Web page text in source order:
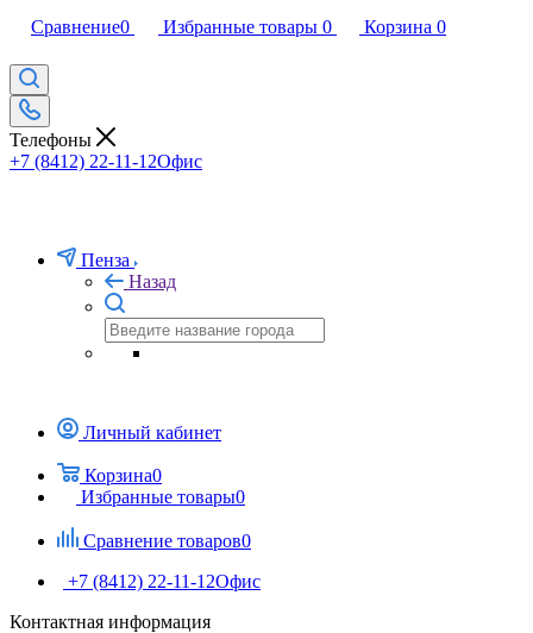
Сравнение0 Избранные товары 0 Корзина 0
Телефоны
+7 (8412) 22-11-12Офис
Пенза
Назад
Личный кабинет
Корзина0
Избранные товары0
Сравнение товаров0
+7 (8412) 22-11-12Офис
Контактная информация